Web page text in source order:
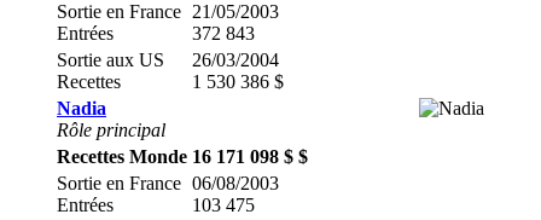
Sortie en France
Entrées
21/05/2003
372 843
Sortie aux US
Recettes
26/03/2004
1 530 386 $
Nadia
Rôle principal
Recettes Monde 16 171 098 $ $
Sortie en France
Entrées
06/08/2003
103 475